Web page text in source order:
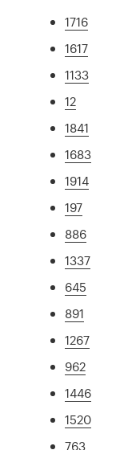
1716
1617
1133
12
1841
1683
1914
197
886
1337
645
891
1267
962
1446
1520
763